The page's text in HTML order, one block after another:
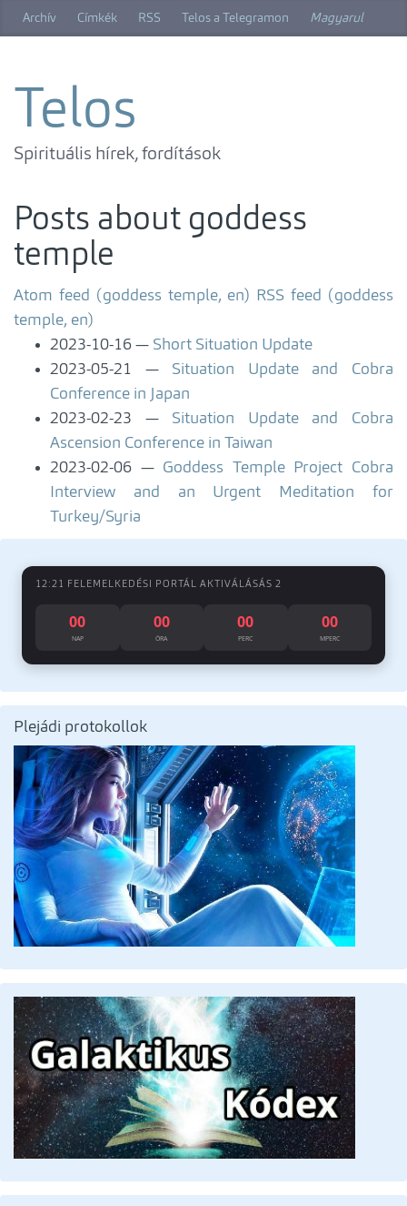
Archív Címkék RSS Telos a Telegramon Magyarul
Telos
Spirituális hírek, fordítások
Posts about goddess
temple
Atom feed (goddess temple, en)
RSS feed (goddess
temple, en)
2023-10-16
Short Situation Update
2023-05-21
Situation Update and Cobra
Conference in Japan
2023-02-23
Situation Update and Cobra
Ascension Conference in Taiwan
2023-02-06
Goddess Temple Project Cobra
Interview and an Urgent Meditation for
Turkey/Syria
12:21 FELEMELKEDÉSI PORTÁL AKTIVÁLÁSÁS 2
00
NAP
00
ÓRA
00
PERC
00
MPERC
Plejádi protokollok